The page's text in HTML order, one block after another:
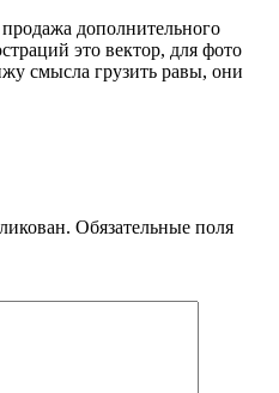
дополнительного
это вектор, для фото
смысла грузить равы, они
Обязательные поля